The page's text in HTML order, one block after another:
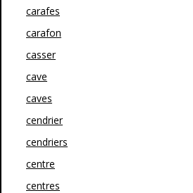
carafes
carafon
casser
cave
caves
cendrier
cendriers
centre
centres